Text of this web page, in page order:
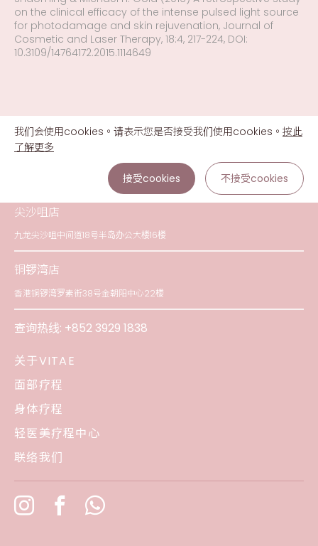
on the clinical efficacy of the intense pulsed light source
for photodamage and skin rejuvenation, Journal of
Cosmetic and Laser Therapy, 18:4, 217-224, DOI:
10.3109/14764172.2015.1114649
我们会使用cookies。请表示您是否接受我们使用cookies。 按此
了解更多
接受cookies 不接受cookies
尖沙咀店
九龙尖沙咀中间道18号半岛办公大楼16楼
铜锣湾店
香港铜锣湾罗素街38号金朝阳中心22楼
查询热线: +852 3929 1838
关于VITAE
面部疗程
身体疗程
轻医美疗程中心
联络我们